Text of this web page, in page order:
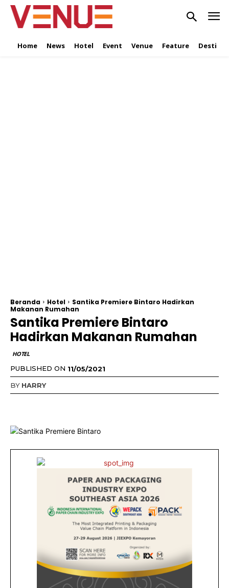
Home News Hotel Event Venue Feature
Beranda Hotel
Santika Premiere Bintaro Hadirkan
Makanan Rumahan
Santika Premiere Bintaro
Hadirkan Makanan Rumahan
HOTEL
PUBLISHED ON 11/05/2021
BY HARRY